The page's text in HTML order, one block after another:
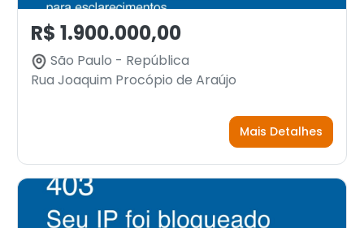
R$ 1.900.000,00
São Paulo - República
Rua Joaquim Procópio de Araújo
Mais Detalhes